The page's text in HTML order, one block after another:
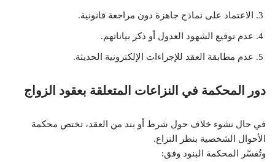
الاعتماد على نماذج جاهزة دون مراجعة قانونية.
عدم توقيع الشهود العدول أو ذكر بياناتهم.
عدم مطابقة العقد للإجراءات الإلكترونية الحديثة.
دور المحكمة في النزاعات المتعلقة بعقود الزواج
في حال نشوء خلاف حول شرط أو بند من العقد، تختص محكمة
الأحوال الشخصية بنظر النزاع.
وتُفسّر المحكمة البنود وفق: